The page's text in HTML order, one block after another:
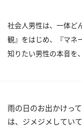
社会人男性は、一体
観』をはじめ、『マネ
知りたい男性の本音を
雨の日のお出かけっ
は、ジメジメしてい